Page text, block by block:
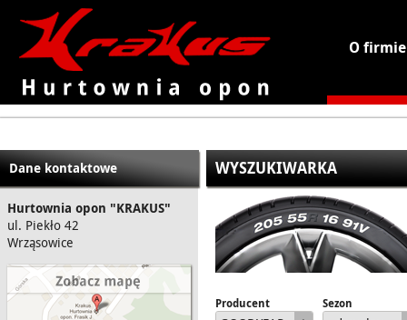
KRAKUS - hurtownia opon
O firmie
Dane kontaktowe
Hurtownia opon "KRAKUS"
ul. Piekło 42
Wrząsowice
WYSZUKIWARKA
Producent Sezon